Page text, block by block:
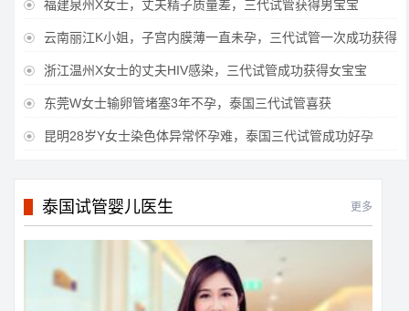
 福建泉州X女士，丈夫精子质量差，三代试管获得男宝宝
 云南丽江K小姐，子宫内膜薄一直未孕，三代试管一次成功获得
 浙江温州X女士的丈夫HIV感染，三代试管成功获得女宝宝
 东莞W女士输卵管堵塞3年不孕，泰国三代试管喜获
 昆明28岁Y女士染色体异常怀孕难，泰国三代试管成功好孕
泰国试管婴儿医生 更多